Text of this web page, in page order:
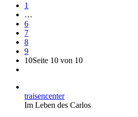
1
…
6
7
8
9
10Seite 10 von 10
traisencenter
Im Leben des Carlos